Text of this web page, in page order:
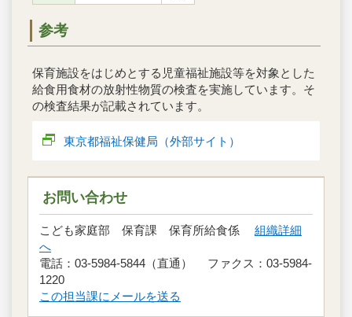
参考
保育施設をはじめとする児童福祉施設等を対象とした
給食用食材の放射性物質の検査を実施しています。そ
の検査結果が記載されています。
東京都福祉保健局（外部サイト）
お問い合わせ
こども家庭部 保育課 保育所給食係 組織詳細
へ
電話：03-5984-5844（直通） ファクス：03-5984-
1220
この担当課にメールを送る